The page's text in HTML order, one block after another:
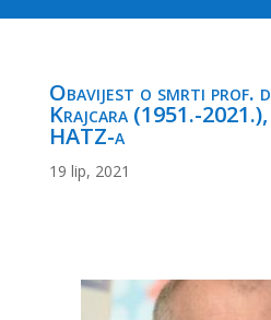
Obavijest o smrti prof.
Krajcara (1951.-
HATZ-a
19 lip, 2021